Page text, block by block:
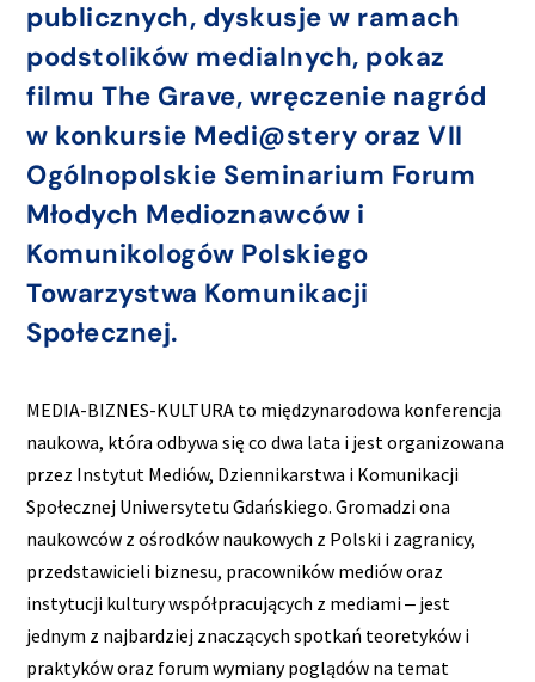
publicznych, dyskusje w ramach
podstolików medialnych, pokaz
filmu The Grave, wręczenie nagród
w konkursie Medi@stery oraz VII
Ogólnopolskie Seminarium Forum
Młodych Medioznawców i
Komunikologów Polskiego
Towarzystwa Komunikacji
Społecznej.
MEDIA-BIZNES-KULTURA to międzynarodowa konferencja
naukowa, która odbywa się co dwa lata i jest organizowana
przez Instytut Mediów, Dziennikarstwa i Komunikacji
Społecznej Uniwersytetu Gdańskiego. Gromadzi ona
naukowców z ośrodków naukowych z Polski i zagranicy,
przedstawicieli biznesu, pracowników mediów oraz
instytucji kultury współpracujących z mediami ‒ jest
jednym z najbardziej znaczących spotkań teoretyków i
praktyków oraz forum wymiany poglądów na temat